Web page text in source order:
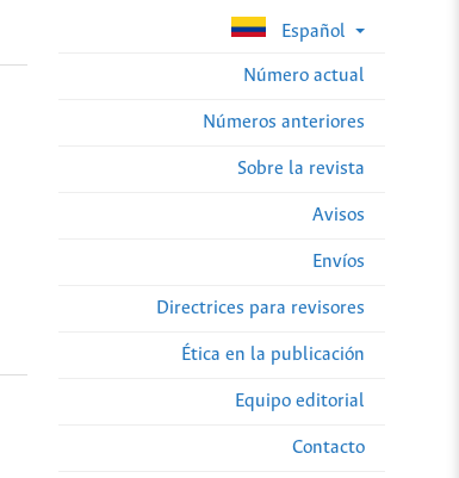
Español
Número actual
Números anteriores
Sobre la revista
Avisos
Envíos
Directrices para revisores
Ética en la publicación
Equipo editorial
Contacto